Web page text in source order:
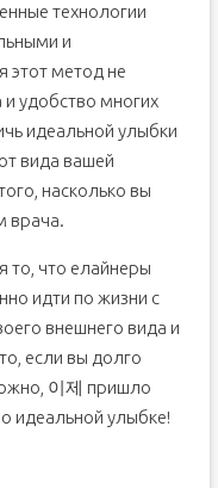
технологии
и
этот метод не
удобство многих
идеальной улыбки
вида вашей
насколько вы
врача.
что елайнеры
идти по жизни с
внешнего вида и
если вы долго
이제 пришло
идеальной улыбке!